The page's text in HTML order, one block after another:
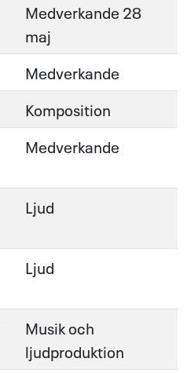
Medverkande 28
maj
Medverkande
Komposition
Medverkande
Ljud
Ljud
Musik och
ljudproduktion